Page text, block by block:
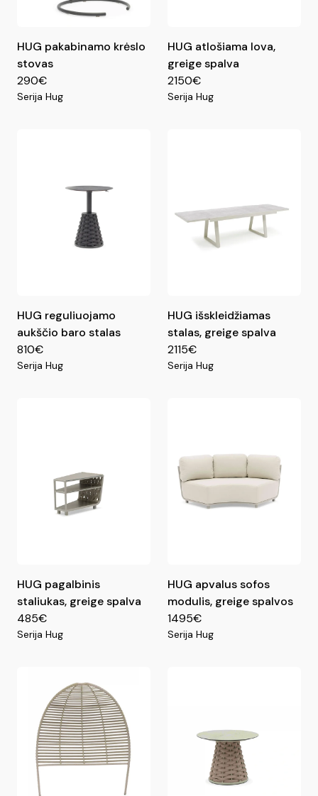
HUG pakabinamo krėslo
stovas
290€
Serija Hug
HUG atlošiama lova,
greige spalva
2150€
Serija Hug
HUG reguliuojamo
aukščio baro stalas
810€
Serija Hug
HUG išskleidžiamas
stalas, greige spalva
2115€
Serija Hug
HUG pagalbinis
staliukas, greige spalva
485€
Serija Hug
HUG apvalus sofos
modulis, greige spalvos
1495€
Serija Hug